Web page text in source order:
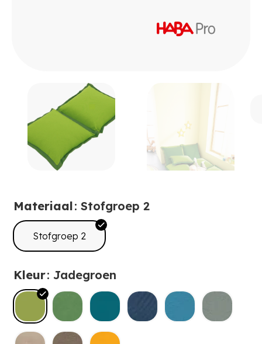
Materiaal: Stofgroep 2
Stofgroep 2
Kleur: Jadegroen